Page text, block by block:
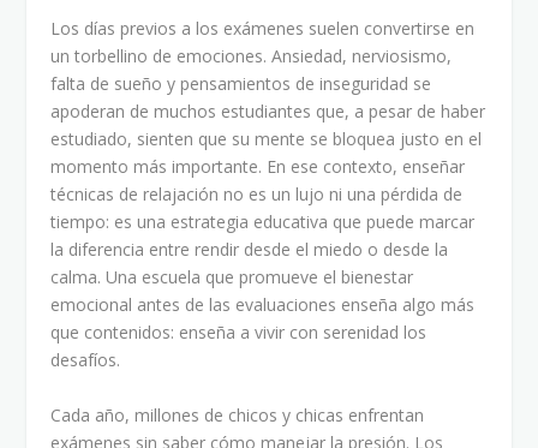
Los días previos a los exámenes suelen convertirse en
un torbellino de emociones. Ansiedad, nerviosismo,
falta de sueño y pensamientos de inseguridad se
apoderan de muchos estudiantes que, a pesar de haber
estudiado, sienten que su mente se bloquea justo en el
momento más importante. En ese contexto, enseñar
técnicas de relajación no es un lujo ni una pérdida de
tiempo: es una estrategia educativa que puede marcar
la diferencia entre rendir desde el miedo o desde la
calma. Una escuela que promueve el bienestar
emocional antes de las evaluaciones enseña algo más
que contenidos: enseña a vivir con serenidad los
desafíos.
Cada año, millones de chicos y chicas enfrentan
exámenes sin saber cómo manejar la presión. Los